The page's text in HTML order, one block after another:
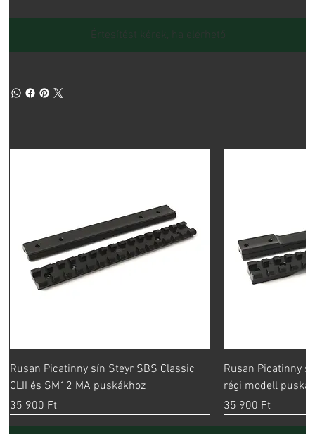
Értesítést kérek, ha elérhető
Rusan Picatinny sín Steyr SBS Classic
CLII és SM12 MA puskákhoz
Ár
35 900 Ft
Rusan Picatinny
régi modell
Ár
35 900 Ft